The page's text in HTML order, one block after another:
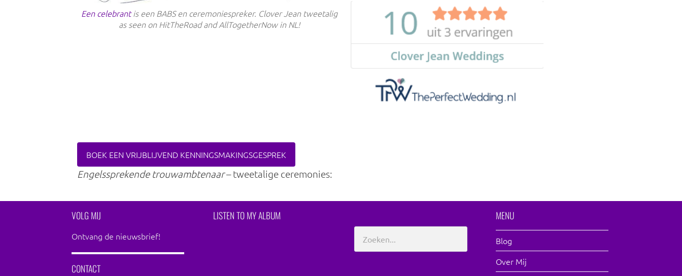
Een celebrantis een BABS en ceremoniespreker. Clover Jean tweetalig
as seen on HitTheRoad and AllTogetherNow in NL!
BOEK EEN VRIJBLIJVEND KENNINGSMAKINGSGESPREK
Engelssprekende trouwambtenaar– tweetalige ceremonies:
VOLG MIJ
Ontvang de nieuwsbrief!
CONTACT
LISTEN TO MY ALBUM MENU
Blog
Over Mij